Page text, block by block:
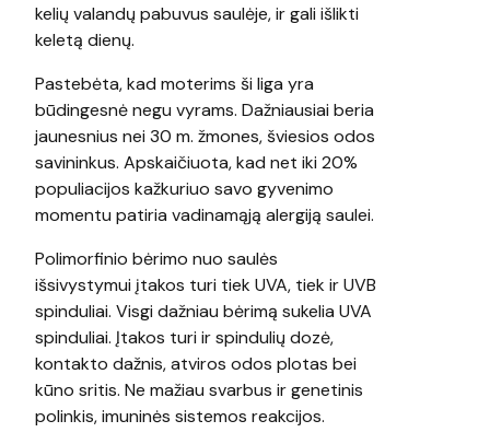
kelių valandų pabuvus saulėje, ir gali išlikti
keletą dienų.
Pastebėta, kad moterims ši liga yra
būdingesnė negu vyrams. Dažniausiai beria
jaunesnius nei 30 m. žmones, šviesios odos
savininkus. Apskaičiuota, kad net iki 20%
populiacijos kažkuriuo savo gyvenimo
momentu patiria vadinamąją alergiją saulei.
Polimorfinio bėrimo nuo saulės
išsivystymui įtakos turi tiek UVA, tiek ir UVB
spinduliai. Visgi dažniau bėrimą sukelia UVA
spinduliai. Įtakos turi ir spindulių dozė,
kontakto dažnis, atviros odos plotas bei
kūno sritis. Ne mažiau svarbus ir genetinis
polinkis, imuninės sistemos reakcijos.